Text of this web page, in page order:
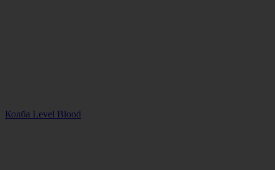
Колба Level Blood